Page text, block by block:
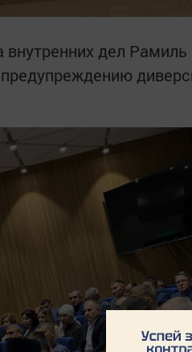
внутренних дел